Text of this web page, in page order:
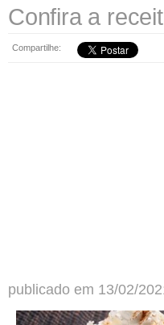
Confira a
Compartilhe:
publicado em 13/02/